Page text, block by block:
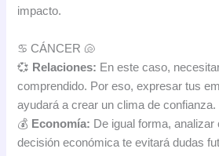
impacto.
♋ CÁNCER 🐚
💞 Relaciones: En este caso,
comprendido. Por eso, expresar tus
ayudará a crear un clima de confianza.
💰 Economía: De igual forma, analizar
decisión económica te evitará dudas